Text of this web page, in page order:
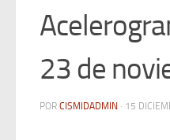
23 de
POR CISMIDADMIN · 15